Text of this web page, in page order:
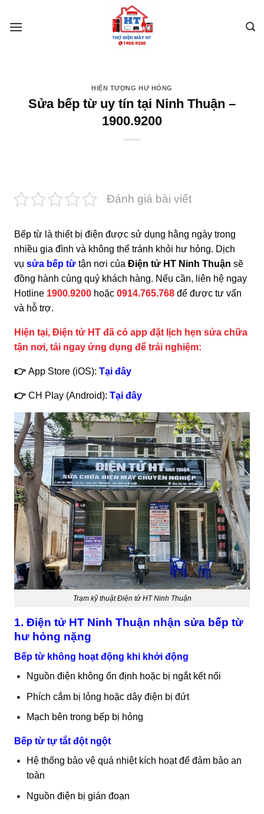
HIỆN TƯỢNG HƯ HỎNG
Sửa bếp từ uy tín tại Ninh Thuận –
1900.9200
Đánh giá bài viết
Bếp từ là thiết bị điện được sử dụng hằng ngày trong
nhiều gia đình và không thể tránh khỏi hư hỏng. Dịch
vụ sửa bếp từ tận nơi của Điện tử HT Ninh Thuận sẽ
đồng hành cùng quý khách hàng. Nếu cần, liên hệ ngay
Hotline 1900.9200 hoặc 0914.765.768 để được tư vấn
và hỗ trợ.
Hiện tại, Điện tử HT đã có app đặt lịch hẹn sửa chữa
tận nơi, tải ngay ứng dụng để trải nghiệm:
👉 App Store (iOS): Tại đây
👉 CH Play (Android): Tại đây
Trạm kỹ thuật Điện tử HT Ninh Thuận
1. Điện tử HT Ninh Thuận nhận sửa bếp từ
hư hỏng nặng
Bếp từ không hoạt động khi khởi động
Nguồn điện không ổn định hoặc bị ngắt kết nối
Phích cắm bị lỏng hoặc dây điện bị đứt
Mạch bên trong bếp bị hỏng
Bếp từ tự tắt đột ngột
Hệ thống bảo vệ quá nhiệt kích hoạt để đảm bảo an
toàn
Nguồn điện bị gián đoạn